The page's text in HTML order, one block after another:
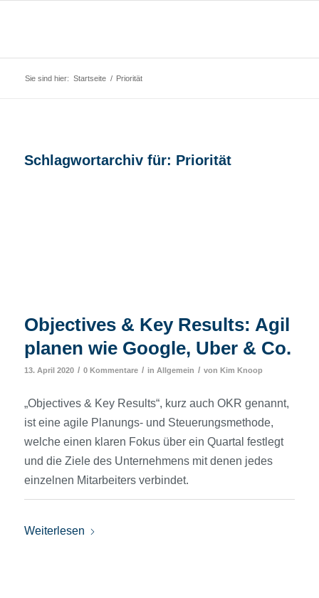
Sie sind hier: Startseite / Priorität
Schlagwortarchiv für: Priorität
Objectives & Key Results: Agil
planen wie Google, Uber & Co.
13. April 2020 / 0 Kommentare / in Allgemein / von Kim Knoop
„Objectives & Key Results“, kurz auch OKR genannt,
ist eine agile Planungs- und Steuerungsmethode,
welche einen klaren Fokus über ein Quartal festlegt
und die Ziele des Unternehmens mit denen jedes
einzelnen Mitarbeiters verbindet.
Weiterlesen